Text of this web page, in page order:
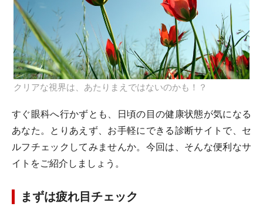
クリアな視界は、あたりまえではないのかも！？
すぐ眼科へ行かずとも、日頃の目の健康状態が気になる
あなた。とりあえず、お手軽にできる診断サイトで、セ
ルフチェックしてみませんか。今回は、そんな便利なサ
イトをご紹介しましょう。
まずは疲れ目チェック